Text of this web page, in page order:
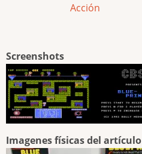
Acción
Screenshots
Imagenes físicas del artículo